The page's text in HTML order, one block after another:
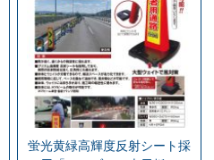
蛍光黄緑高輝度反射シート採